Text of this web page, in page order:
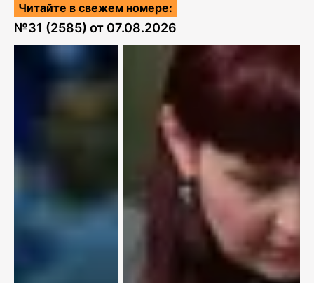
Читайте в свежем номере:
№31 (2585) от 07.08.2026